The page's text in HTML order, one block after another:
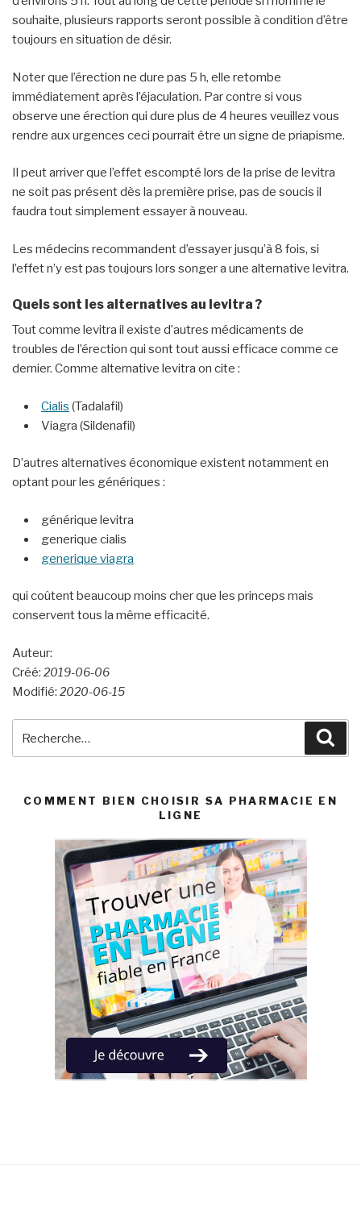
souhaite, plusieurs rapports seront possible à condition d’être
toujours en situation de désir.
Noter que l’érection ne dure pas 5 h, elle retombe
immédiatement après l’éjaculation. Par contre si vous
observe une érection qui dure plus de 4 heures veuillez vous
rendre aux urgences ceci pourrait être un signe de priapisme.
Il peut arriver que l’effet escompté lors de la prise de levitra
ne soit pas présent dès la première prise, pas de soucis il
faudra tout simplement essayer à nouveau.
Les médecins recommandent d’essayer jusqu’à 8 fois, si
l’effet n’y est pas toujours lors songer a une alternative levitra.
Quels sont les alternatives au levitra ?
Tout comme levitra il existe d’autres médicaments de
troubles de l’érection qui sont tout aussi efficace comme ce
dernier. Comme alternative levitra on cite :
Cialis (Tadalafil)
Viagra (Sildenafil)
D’autres alternatives économique existent notamment en
optant pour les génériques :
générique levitra
generique cialis
generique viagra
qui coûtent beaucoup moins cher que les princeps mais
conservent tous la même efficacité.
Auteur:
Créé: 2019-06-06
Modifié: 2020-06-15
COMMENT BIEN CHOISIR SA PHARMACIE EN
LIGNE